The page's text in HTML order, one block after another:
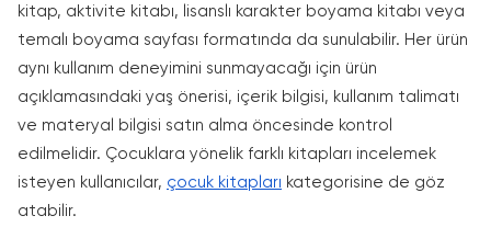
kitap, aktivite kitabı, lisanslı karakter boyama kitabı veya
temalı boyama sayfası formatında da sunulabilir. Her ürün
aynı kullanım deneyimini sunmayacağı için ürün
açıklamasındaki yaş önerisi, içerik bilgisi, kullanım talimatı
ve materyal bilgisi satın alma öncesinde kontrol
edilmelidir. Çocuklara yönelik farklı kitapları incelemek
isteyen kullanıcılar, çocuk kitapları kategorisine de göz
atabilir.